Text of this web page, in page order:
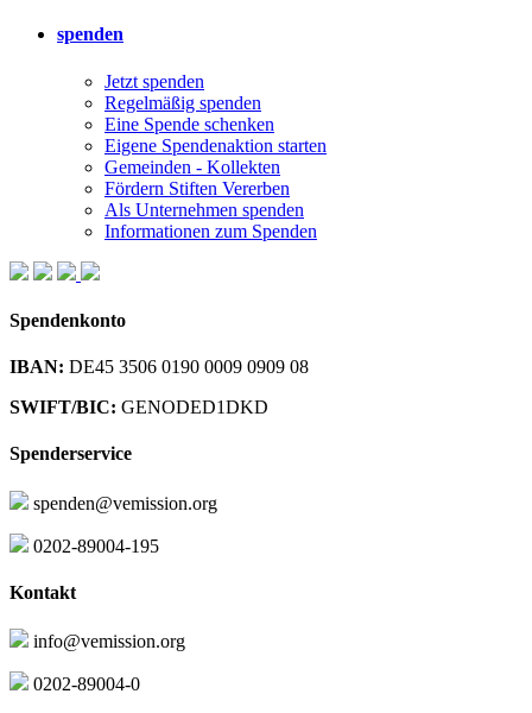
spenden
Jetzt spenden
Regelmäßig spenden
Eine Spende schenken
Eigene Spendenaktion starten
Gemeinden - Kollekten
Fördern Stiften Vererben
Als Unternehmen spenden
Informationen zum Spenden
Spendenkonto
IBAN: DE45 3506 0190 0009 0909 08
SWIFT/BIC: GENODED1DKD
Spenderservice
spenden@vemission.org
0202-89004-195
Kontakt
info@vemission.org
0202-89004-0